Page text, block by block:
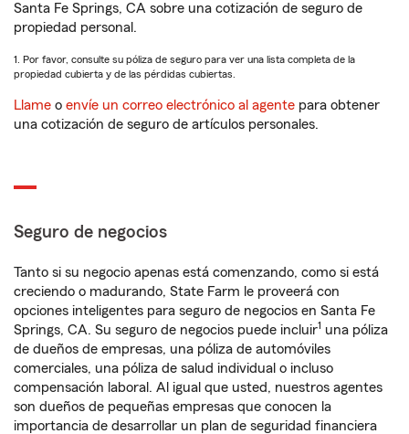
Santa Fe Springs, CA sobre una cotización de seguro de
propiedad personal.
1. Por favor, consulte su póliza de seguro para ver una lista completa de la
propiedad cubierta y de las pérdidas cubiertas.
Llame o envíe un correo electrónico al agente para obtener
una cotización de seguro de artículos personales.
Seguro de negocios
Tanto si su negocio apenas está comenzando, como si está
creciendo o madurando, State Farm le proveerá con
opciones inteligentes para seguro de negocios en Santa Fe
Springs, CA. Su seguro de negocios puede incluir1 una póliza
de dueños de empresas, una póliza de automóviles
comerciales, una póliza de salud individual o incluso
compensación laboral. Al igual que usted, nuestros agentes
son dueños de pequeñas empresas que conocen la
importancia de desarrollar un plan de seguridad financiera